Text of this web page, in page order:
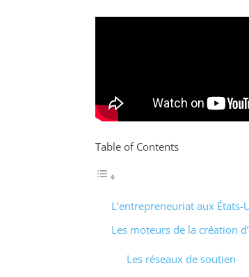
Table of Contents
L’entrepreneuriat aux
Les moteurs de la création
Les réseaux de soutien